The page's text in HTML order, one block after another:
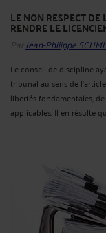
LE NON RESPECT
RENDRE LE
Par Jean-Philippe
Le conseil de discipline
tribunal au sens de
libertés fondamentales,
applicables. Il en résulte